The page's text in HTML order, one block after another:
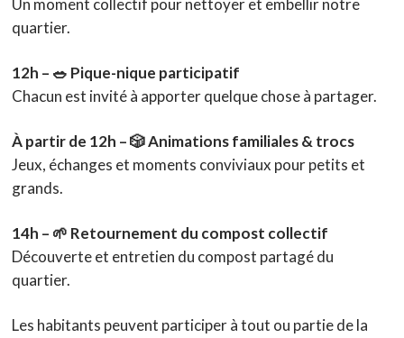
Un moment collectif pour nettoyer et embellir notre
quartier.
12h – 🥗 Pique-nique participatif
Chacun est invité à apporter quelque chose à partager.
À partir de 12h – 🎲 Animations familiales & trocs
Jeux, échanges et moments conviviaux pour petits et
grands.
14h – 🌱 Retournement du compost collectif
Découverte et entretien du compost partagé du
quartier.
Les habitants peuvent participer à tout ou partie de la